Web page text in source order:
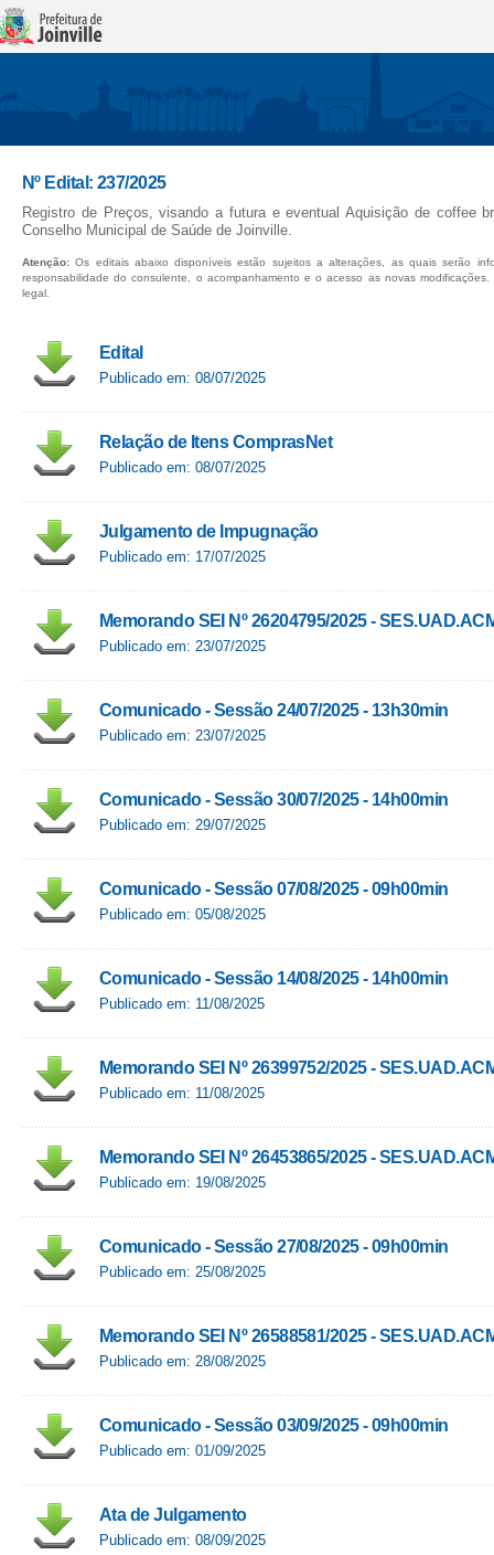
Nº Edital: 237/2025
Registro de Preços, visando a futura e eventual Aquisição de coffee
Conselho Municipal de Saúde de Joinville.
Atenção: Os editais abaixo disponíveis estão sujeitos a alterações, as quais serão
responsabilidade do consulente, o acompanhamento e o acesso as novas
legal.
Edital
Publicado em: 08/07/2025
Relação de Itens ComprasNet
Publicado em: 08/07/2025
Julgamento de Impugnação
Publicado em: 17/07/2025
Memorando SEI Nº 26204795/2025 -
Publicado em: 23/07/2025
Comunicado - Sessão 24/07/2025 - 13h30min
Publicado em: 23/07/2025
Comunicado - Sessão 30/07/2025 - 14h00min
Publicado em: 29/07/2025
Comunicado - Sessão 07/08/2025 - 09h00min
Publicado em: 05/08/2025
Comunicado - Sessão 14/08/2025 - 14h00min
Publicado em: 11/08/2025
Memorando SEI Nº 26399752/2025 -
Publicado em: 11/08/2025
Memorando SEI Nº 26453865/2025 -
Publicado em: 19/08/2025
Comunicado - Sessão 27/08/2025 - 09h00min
Publicado em: 25/08/2025
Memorando SEI Nº 26588581/2025 -
Publicado em: 28/08/2025
Comunicado - Sessão 03/09/2025 - 09h00min
Publicado em: 01/09/2025
Ata de Julgamento
Publicado em: 08/09/2025